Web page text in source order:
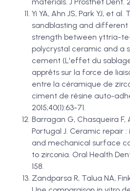
Yi YA, Ahn JS, Park YJ, et
sandblasting and different
strength between yttria-
polycrystal ceramic and a
cement (L'effet du
apprêts sur la force de
entre la céramique de
ciment de résine auto-
2015;40(1):63-71.
Barragan G, Chasqueira F,
Portugal J. Ceramic repair
and mechanical surface
to zirconia. Oral Health
158.
Zandparsa R, Talua NA,